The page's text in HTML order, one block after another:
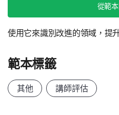
從範
使用它來識別改進的領域，提
範本標籤
其他 講師評估